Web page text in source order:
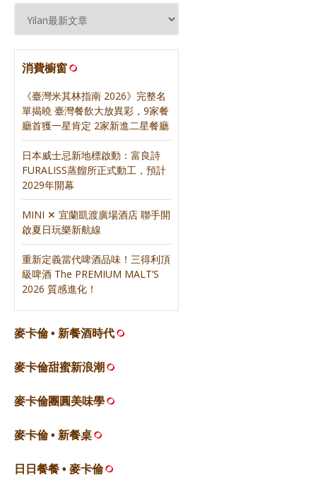
消費櫥窗
《臺灣米其林指南 2026》完整名
單揭曉 臺灣餐飲大放異彩，9家餐
廳首獲一星肯定 2家新進二星餐廳
日本威士忌新地標啟動：富良詩
FURALISS蒸餾所正式動工，預計
2029年開幕
MINI ✕ 宜蘭凱渡廣場酒店 聯手開
啟夏日玩樂新航線
重新定義當代啤酒品味！三得利頂
級啤酒 The PREMIUM MALT’S
2026 質感進化！
麥卡倫 • 新餐酒時代
麥卡倫甜蜜新浪潮
麥卡倫團圓美味學
麥卡倫 • 新餐桌
日日餐餐 • 麥卡倫